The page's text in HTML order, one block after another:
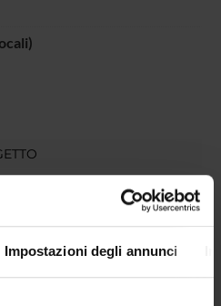
Impostazioni degli annunci